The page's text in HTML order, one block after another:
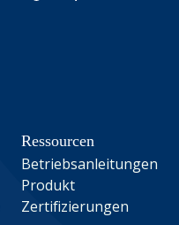
Ressourcen
Betriebsanleitungen
Produkt
Zertifizierungen